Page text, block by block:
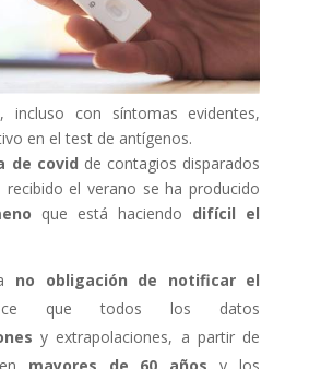
incluso con síntomas evidentes,
en el test de antígenos.
de covid de contagios disparados
el verano se ha producido
que está haciendo difícil el
no obligación de notificar el
que todos los datos
y extrapolaciones, a partir de